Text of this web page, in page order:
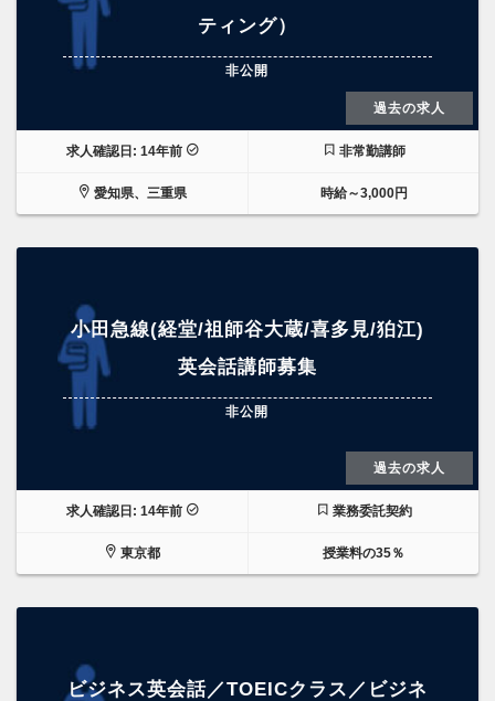
ティング）
非公開
過去の求人
求人確認日: 14年前 非常勤講師
愛知県、三重県 時給～3,000円
小田急線(経堂/祖師谷大蔵/喜多見/狛江)
英会話講師募集
非公開
過去の求人
求人確認日: 14年前 業務委託契約
東京都 授業料の35％
ビジネス英会話／TOEICクラス／ビジネ